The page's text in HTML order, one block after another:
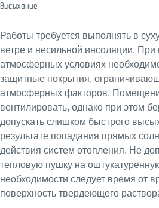
Высыхание
Работы требуется выполнять в
ветре и несильной инсоляции. При
атмосферных условиях
защитные покрытия,
атмосферных факторов.
вентилировать, однако при этом
допускать слишком быстрого
результате попадания прямых
действия систем отопления. Не
тепловую пушку на
необходимости следует время от
поверхность твердеющего